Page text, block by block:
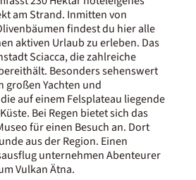
am Strand. Inmitten von
findest du hier alle
aktiven Urlaub zu erleben. Das
Sciacca, die zahlreiche
Besonders sehenswert
großen Yachten und
auf einem Felsplateau liegende
Bei Regen bietet sich das
für einen Besuch an. Dort
aus der Region. Einen
unternehmen Abenteurer
Vulkan Ätna.